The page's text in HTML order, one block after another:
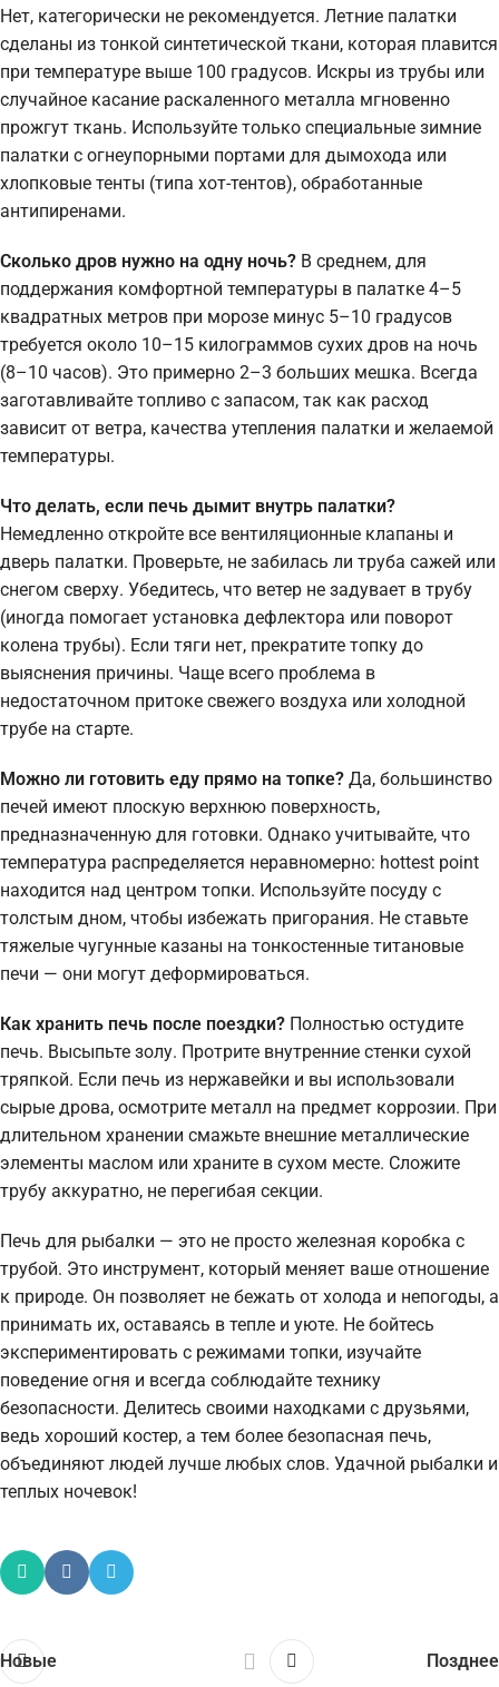
Нет, категорически не рекомендуется. Летние палатки
сделаны из тонкой синтетической ткани, которая плавится
при температуре выше 100 градусов. Искры из трубы или
случайное касание раскаленного металла мгновенно
прожгут ткань. Используйте только специальные зимние
палатки с огнеупорными портами для дымохода или
хлопковые тенты (типа хот-тентов), обработанные
антипиренами.
Сколько дров нужно на одну ночь? В среднем, для
поддержания комфортной температуры в палатке 4–5
квадратных метров при морозе минус 5–10 градусов
требуется около 10–15 килограммов сухих дров на ночь
(8–10 часов). Это примерно 2–3 больших мешка. Всегда
заготавливайте топливо с запасом, так как расход
зависит от ветра, качества утепления палатки и желаемой
температуры.
Что делать, если печь дымит внутрь палатки?
Немедленно откройте все вентиляционные клапаны и
дверь палатки. Проверьте, не забилась ли труба сажей или
снегом сверху. Убедитесь, что ветер не задувает в трубу
(иногда помогает установка дефлектора или поворот
колена трубы). Если тяги нет, прекратите топку до
выяснения причины. Чаще всего проблема в
недостаточном притоке свежего воздуха или холодной
трубе на старте.
Можно ли готовить еду прямо на топке? Да, большинство
печей имеют плоскую верхнюю поверхность,
предназначенную для готовки. Однако учитывайте, что
температура распределяется неравномерно: hottest point
находится над центром топки. Используйте посуду с
толстым дном, чтобы избежать пригорания. Не ставьте
тяжелые чугунные казаны на тонкостенные титановые
печи — они могут деформироваться.
Как хранить печь после поездки? Полностью остудите
печь. Высыпьте золу. Протрите внутренние стенки сухой
тряпкой. Если печь из нержавейки и вы использовали
сырые дрова, осмотрите металл на предмет коррозии. При
длительном хранении смажьте внешние металлические
элементы маслом или храните в сухом месте. Сложите
трубу аккуратно, не перегибая секции.
Печь для рыбалки — это не просто железная коробка с
трубой. Это инструмент, который меняет ваше отношение
к природе. Он позволяет не бежать от холода и непогоды, а
принимать их, оставаясь в тепле и уюте. Не бойтесь
экспериментировать с режимами топки, изучайте
поведение огня и всегда соблюдайте технику
безопасности. Делитесь своими находками с друзьями,
ведь хороший костер, а тем более безопасная печь,
объединяют людей лучше любых слов. Удачной рыбалки и
теплых ночевок!
Новые Позднее